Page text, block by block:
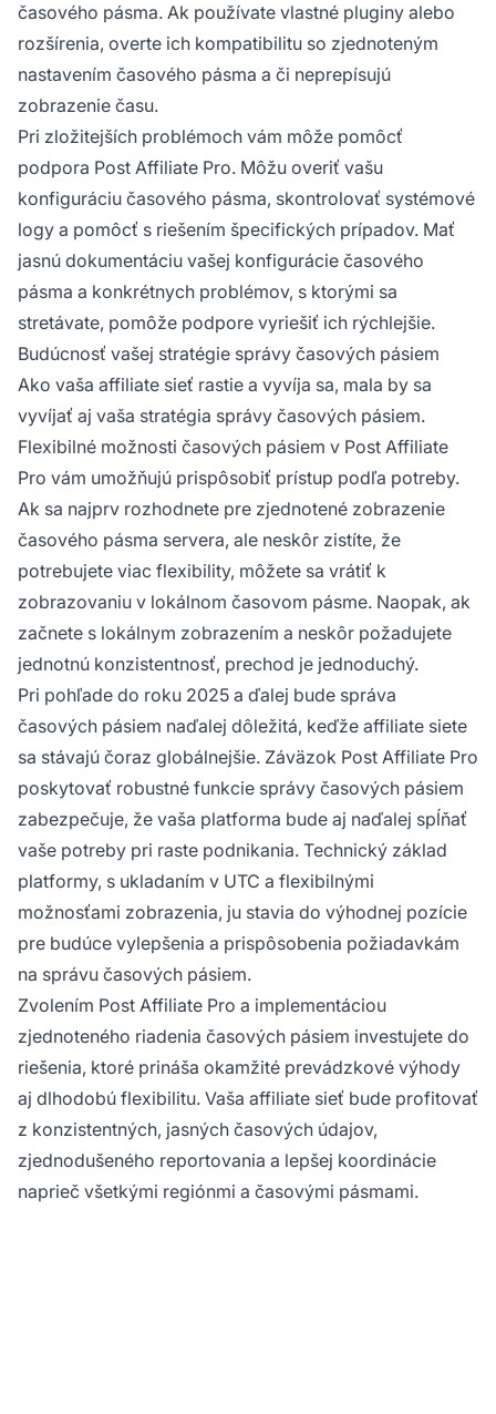
časového pásma. Ak používate vlastné pluginy alebo
rozšírenia, overte ich kompatibilitu so zjednoteným
nastavením časového pásma a či neprepísujú
zobrazenie času.
Pri zložitejších problémoch vám môže pomôcť
podpora Post Affiliate Pro. Môžu overiť vašu
konfiguráciu časového pásma, skontrolovať systémové
logy a pomôcť s riešením špecifických prípadov. Mať
jasnú dokumentáciu vašej konfigurácie časového
pásma a konkrétnych problémov, s ktorými sa
stretávate, pomôže podpore vyriešiť ich rýchlejšie.
Budúcnosť vašej stratégie správy časových pásiem
Ako vaša affiliate sieť rastie a vyvíja sa, mala by sa
vyvíjať aj vaša stratégia správy časových pásiem.
Flexibilné možnosti časových pásiem v Post Affiliate
Pro vám umožňujú prispôsobiť prístup podľa potreby.
Ak sa najprv rozhodnete pre zjednotené zobrazenie
časového pásma servera, ale neskôr zistíte, že
potrebujete viac flexibility, môžete sa vrátiť k
zobrazovaniu v lokálnom časovom pásme. Naopak, ak
začnete s lokálnym zobrazením a neskôr požadujete
jednotnú konzistentnosť, prechod je jednoduchý.
Pri pohľade do roku 2025 a ďalej bude správa
časových pásiem naďalej dôležitá, keďže affiliate siete
sa stávajú čoraz globálnejšie. Záväzok Post Affiliate Pro
poskytovať robustné funkcie správy časových pásiem
zabezpečuje, že vaša platforma bude aj naďalej spĺňať
vaše potreby pri raste podnikania. Technický základ
platformy, s ukladaním v UTC a flexibilnými
možnosťami zobrazenia, ju stavia do výhodnej pozície
pre budúce vylepšenia a prispôsobenia požiadavkám
na správu časových pásiem.
Zvolením Post Affiliate Pro a implementáciou
zjednoteného riadenia časových pásiem investujete do
riešenia, ktoré prináša okamžité prevádzkové výhody
aj dlhodobú flexibilitu. Vaša affiliate sieť bude profitovať
z konzistentných, jasných časových údajov,
zjednodušeného reportovania a lepšej koordinácie
naprieč všetkými regiónmi a časovými pásmami.